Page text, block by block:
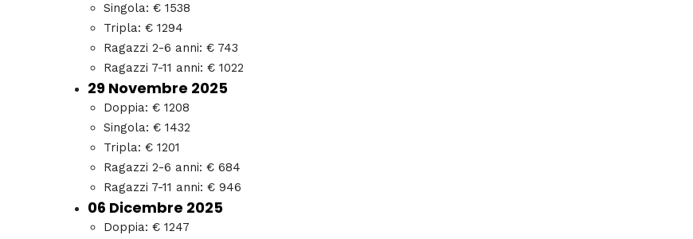
Singola: € 1538
Tripla: € 1294
Ragazzi 2-6 anni: € 743
Ragazzi 7-11 anni: € 1022
29 Novembre 2025
Doppia: € 1208
Singola: € 1432
Tripla: € 1201
Ragazzi 2-6 anni: € 684
Ragazzi 7-11 anni: € 946
06 Dicembre 2025
Doppia: € 1247